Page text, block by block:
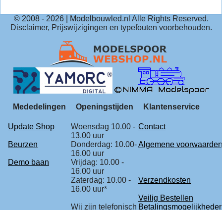
© 2008 - 2026| Modelbouwled.nl Alle Rights Reserved.
Disclaimer, Prijswijzigingen en typefouten voorbehouden.
Mededelingen Openingstijden Klantenservice
Update Shop
Woensdag 10.00 -
13.00 uur
Contact
Beurzen
Donderdag: 10.00-
16.00 uur
Algemene voorwaarden
Demo baan
Vrijdag: 10.00 -
16.00 uur
Zaterdag: 10.00 -
16.00 uur*
Verzendkosten
Veilig Bestellen
Wij zijn telefonisch